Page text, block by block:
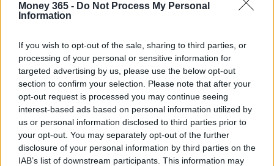
Money 365 - Do Not Process My Personal
Information
If you wish to opt-out of the sale, sharing to third parties, or
processing of your personal or sensitive information for
targeted advertising by us, please use the below opt-out
section to confirm your selection. Please note that after your
opt-out request is processed you may continue seeing
interest-based ads based on personal information utilized by
us or personal information disclosed to third parties prior to
your opt-out. You may separately opt-out of the further
disclosure of your personal information by third parties on the
IAB’s list of downstream participants. This information may